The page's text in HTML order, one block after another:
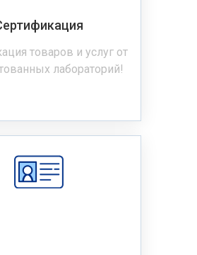
товаров и услуг от
лабораторий!